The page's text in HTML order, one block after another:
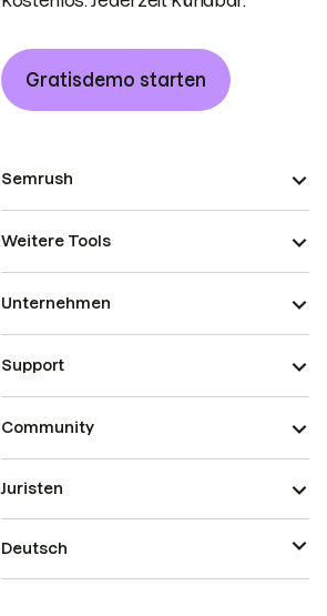
Gratisdemo starten
Semrush
Weitere Tools
Unternehmen
Support
Community
Juristen
Deutsch